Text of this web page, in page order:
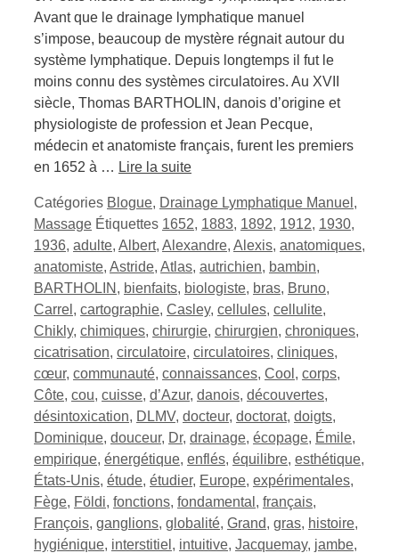
Avant que le drainage lymphatique manuel
s’impose, beaucoup de mystère régnait autour du
système lymphatique. Depuis longtemps il fut le
moins connu des systèmes circulatoires. Au XVII
siècle, Thomas BARTHOLIN, danois d’origine et
physiologiste de profession et Jean Pecque,
médecin et anatomiste français, furent les premiers
en 1652 à … Lire la suite
Catégories Blogue, Drainage Lymphatique Manuel ,
Massage Étiquettes 1652, 1883, 1892, 1912, 1930,
1936, adulte, Albert, Alexandre, Alexis, anatomiques,
anatomiste, Astride, Atlas, autrichien, bambin,
BARTHOLIN , bienfaits, biologiste, bras, Bruno,
Carrel , cartographie, Casley, cellules, cellulite,
Chikly, chimiques, chirurgie, chirurgien, chroniques,
cicatrisation, circulatoire, circulatoires, cliniques,
cœur, communauté, connaissances, Cool , corps,
Côte, cou, cuisse, d’Azur, danois, découvertes,
désintoxication, DLMV, docteur, doctorat, doigts,
Dominique, douceur, Dr, drainage, écopage, Émile,
empirique, énergétique, enflés, équilibre, esthétique,
États-Unis, étude, étudier, Europe, expérimentales,
Fège, Földi, fonctions, fondamental , français,
François, ganglions, globalité, Grand, gras, histoire,
hygiénique, interstitiel , intuitive, Jacquemay, jambe,